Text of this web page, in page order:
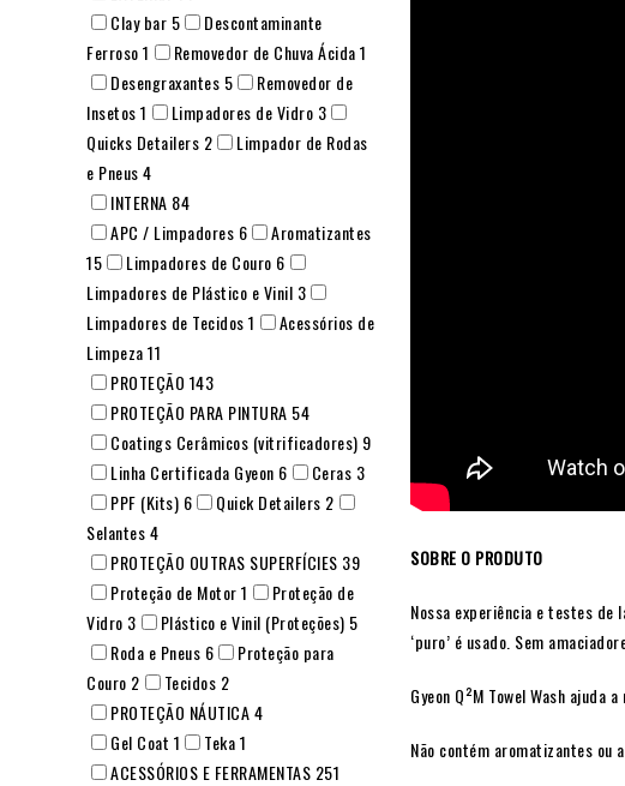
SOBRE O PRODUTO
Nossa experiência e testes
‘puro’ é usado. Sem
Gyeon Q²M Towel Wash
Não contém aromatizantes ou
Clay bar 5
Descontaminante
Ferroso1 Removedor de Chuva Ácida1
Desengraxantes 5
Removedor de
Insetos1 Limpadores de Vidro 3
Quicks Detailers 2
Limpador de Rodas
e Pneus4
INTERNA 84
APC / Limpadores 6
Aromatizantes
15
Limpadores de Couro 6
Limpadores de Plástico e Vinil 3
Limpadores de Tecidos1
Acessórios de
Limpeza11
PROTEÇÃO 143
PROTEÇÃO PARA PINTURA 54
Coatings Cerâmicos (vitrificadores) 9
Linha Certificada Gyeon 6 Ceras 3
PPF (Kits) 6 Quick Detailers 2
Selantes4
PROTEÇÃO OUTRAS SUPERFÍCIES 39
Proteção de Motor1
Proteção de
Vidro 3 Plástico e Vinil (Proteções) 5
Roda e Pneus 6
Proteção para
Couro 2 Tecidos 2
PROTEÇÃO NÁUTICA4
Gel Coat 1 Teka1
ACESSÓRIOS E FERRAMENTAS 251